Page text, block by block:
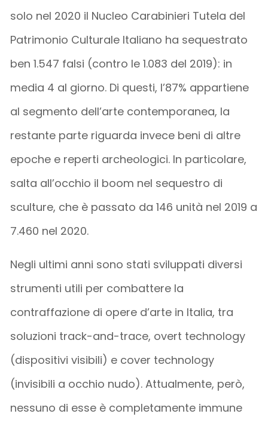
solo nel 2020 il Nucleo Carabinieri Tutela del
Patrimonio Culturale Italiano ha sequestrato
ben 1.547 falsi (contro le 1.083 del 2019): in
media 4 al giorno. Di questi, l’87% appartiene
al segmento dell’arte contemporanea, la
restante parte riguarda invece beni di altre
epoche e reperti archeologici. In particolare,
salta all’occhio il boom nel sequestro di
sculture, che è passato da 146 unità nel 2019 a
7.460 nel 2020.
Negli ultimi anni sono stati sviluppati diversi
strumenti utili per combattere la
contraffazione di opere d’arte in Italia, tra
soluzioni track-and-trace, overt technology
(dispositivi visibili) e cover technology
(invisibili a occhio nudo). Attualmente, però,
nessuno di esse è completamente immune